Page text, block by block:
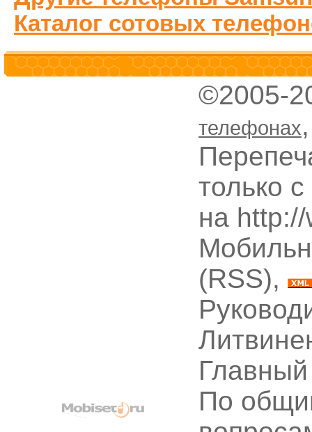
Каталог сотовых
©2005-
телефонах
только
на
(RSS),
По